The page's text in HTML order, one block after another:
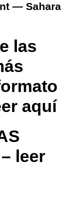
— Sahara
las
aquí
leer